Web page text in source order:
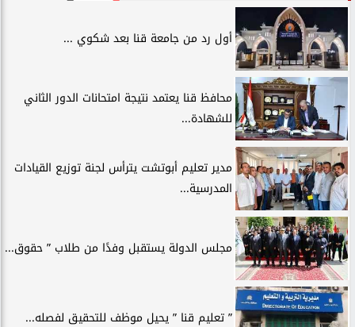
أول رد من جامعة قنا بعد شكوي ...
محافظ قنا يعتمد نتيجة امتحانات الدور الثاني
للشهادة...
مدير تعليم أبوتشت يترأس لجنة توزيع القيادات
المدرسية...
مجلس الدولة يستقبل وفدًا من طلاب ” حقوق...
” تعليم قنا ” يحيل موظف للتحقيق لفصله...